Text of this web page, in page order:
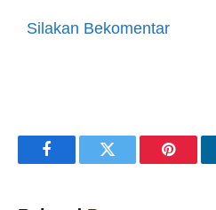
Silakan Bekomentar
FacebookTwitter